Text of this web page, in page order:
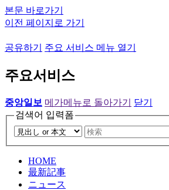
본문 바로가기
이전 페이지로 가기
공유하기 주요 서비스 메뉴 열기
주요서비스
중앙일보 메가메뉴로 돌아가기
닫기
검색어 입력폼
HOME
最新記事
ニュース